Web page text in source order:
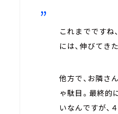
これまでですね
には、伸びてき
他方で、お隣さ
ゃ駄目。最終的
いなんですが、